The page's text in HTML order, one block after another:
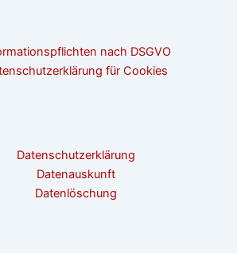
nach DSGVO
für Cookies
Datenschutzerklärung
Datenauskunft
Datenlöschung